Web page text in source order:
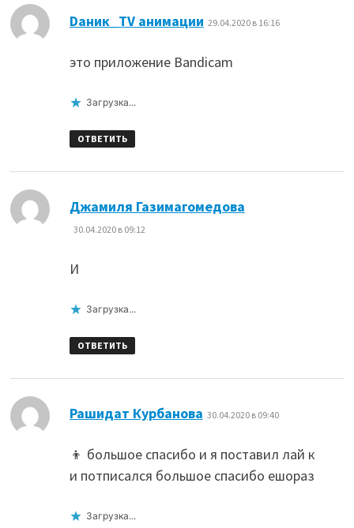
Dаник_TV анимации 29.04.2020 в 16:16
это приложение Bandicam
Загрузка...
ОТВЕТИТЬ
Джамиля Газимагомедова
30.04.2020 в 09:12
И
Загрузка...
ОТВЕТИТЬ
Рашидат Курбанова 30.04.2020 в 09:40
👦 большое спасибо и я поставил лай к
и потписался большое спасибо ешораз
Загрузка...